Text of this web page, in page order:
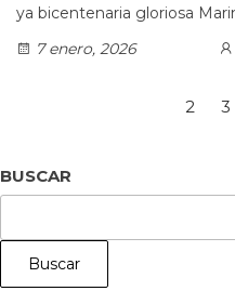
ya bicentenaria gloriosa
7 enero, 2026
2 3
BUSCAR
Buscar